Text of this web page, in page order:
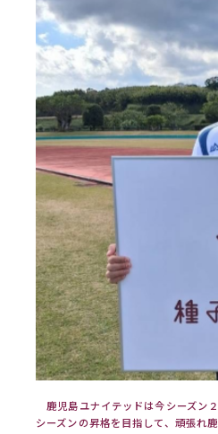
鹿児島ユナイテッドは今シーズン
シーズンの昇格を目指して、頑張れ